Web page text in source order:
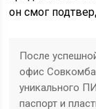
он смог
После
офис
уникального
паспорт и